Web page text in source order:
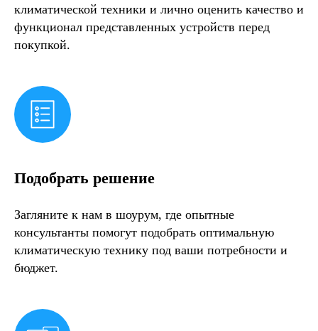
климатической техники и лично оценить качество и
функционал представленных устройств перед
покупкой.
Подобрать решение
Загляните к нам в шоурум, где опытные
консультанты помогут подобрать оптимальную
климатическую технику под ваши потребности и
бюджет.